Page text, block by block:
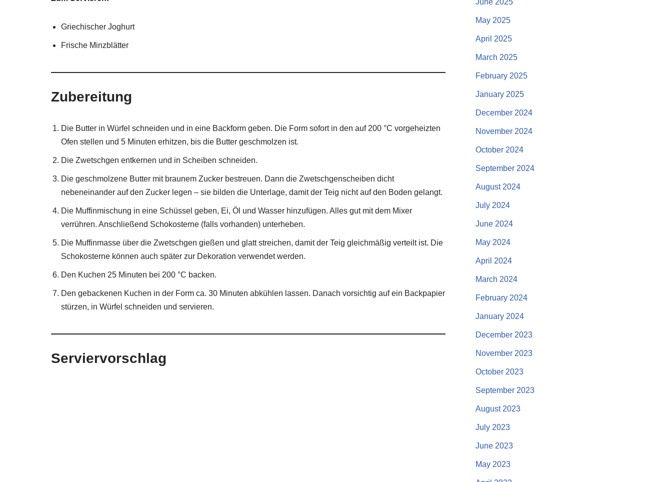
Griechischer Joghurt
Frische Minzblätter
Zubereitung
Die Butter in Würfel schneiden und in eine Backform geben. Die Form sofort in den auf 200 °C vorgeheizten
Ofen stellen und 5 Minuten erhitzen, bis die Butter geschmolzen ist.
Die Zwetschgen entkernen und in Scheiben schneiden.
Die geschmolzene Butter mit braunem Zucker bestreuen. Dann die Zwetschgenscheiben dicht
nebeneinander auf den Zucker legen – sie bilden die Unterlage, damit der Teig nicht auf den Boden gelangt.
Die Muffinmischung in eine Schüssel geben, Ei, Öl und Wasser hinzufügen. Alles gut mit dem Mixer
verrühren. Anschließend Schokosterne (falls vorhanden) unterheben.
Die Muffinmasse über die Zwetschgen gießen und glatt streichen, damit der Teig gleichmäßig verteilt ist. Die
Schokosterne können auch später zur Dekoration verwendet werden.
Den Kuchen 25 Minuten bei 200 °C backen.
Den gebackenen Kuchen in der Form ca. 30 Minuten abkühlen lassen. Danach vorsichtig auf ein Backpapier
stürzen, in Würfel schneiden und servieren.
Serviervorschlag
June 2025
May 2025
April 2025
March 2025
February 2025
January 2025
December 2024
November 2024
October 2024
September 2024
August 2024
July 2024
June 2024
May 2024
April 2024
March 2024
February 2024
January 2024
December 2023
November 2023
October 2023
September 2023
August 2023
July 2023
June 2023
May 2023